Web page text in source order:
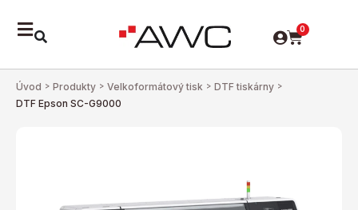
0
Úvod > Produkty > Velkoformátový tisk > DTF tiskárny >
DTF Epson SC-G9000